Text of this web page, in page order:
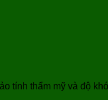
tính thẩm mỹ và độ